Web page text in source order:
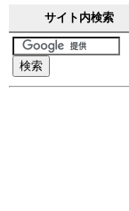
サイト内検索